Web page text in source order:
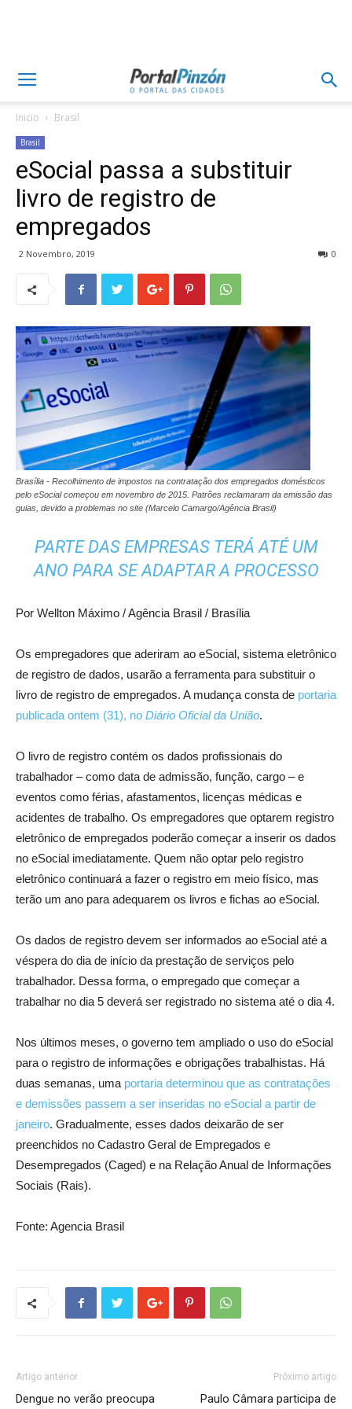
Inicio Brasil
Brasil
eSocial passa a substituir
livro de registro de
empregados
2 Novembro, 2019 0
Brasília - Recolhimento de impostos na contratação dos empregados domésticos
pelo eSocial começou em novembro de 2015. Patrões reclamaram da emissão das
guias, devido a problemas no site (Marcelo Camargo/Agência Brasil)
PARTE DAS EMPRESAS TERÁ ATÉ UM
ANO PARA SE ADAPTAR A PROCESSO
Por Wellton Máximo / Agência Brasil / Brasília
Os empregadores que aderiram ao eSocial, sistema eletrônico
de registro de dados, usarão a ferramenta para substituir o
livro de registro de empregados. A mudança consta de portaria
publicada ontem (31), no Diário Oficial da União.
O livro de registro contém os dados profissionais do
trabalhador – como data de admissão, função, cargo – e
eventos como férias, afastamentos, licenças médicas e
acidentes de trabalho. Os empregadores que optarem registro
eletrônico de empregados poderão começar a inserir os dados
no eSocial imediatamente. Quem não optar pelo registro
eletrônico continuará a fazer o registro em meio físico, mas
terão um ano para adequarem os livros e fichas ao eSocial.
Os dados de registro devem ser informados ao eSocial até a
véspera do dia de início da prestação de serviços pelo
trabalhador. Dessa forma, o empregado que começar a
trabalhar no dia 5 deverá ser registrado no sistema até o dia 4.
Nos últimos meses, o governo tem ampliado o uso do eSocial
para o registro de informações e obrigações trabalhistas. Há
duas semanas, uma portaria determinou que as contratações
e demissões passem a ser inseridas no eSocial a partir de
janeiro. Gradualmente, esses dados deixarão de ser
preenchidos no Cadastro Geral de Empregados e
Desempregados (Caged) e na Relação Anual de Informações
Sociais (Rais).
Fonte: Agencia Brasil
Artigo anterior
Dengue no verão preocupa
Próximo artigo
Paulo Câmara participa de